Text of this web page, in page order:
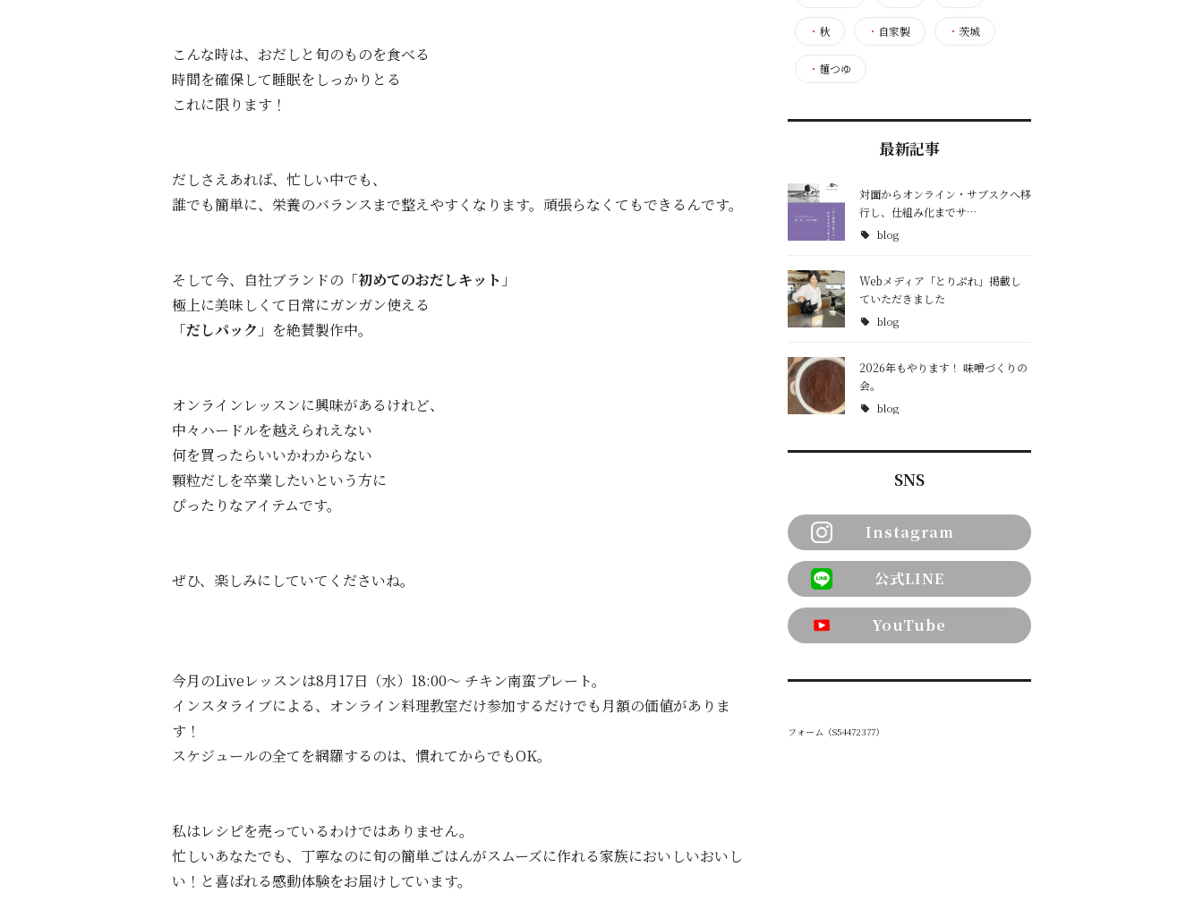
こんな時は、おだしと旬のものを食べる
時間を確保して睡眠をしっかりとる
これに限ります！
だしさえあれば、忙しい中でも、
誰でも簡単に、栄養のバランスまで整えやすくなります。頑張らなくてもできるんです。
そして今、自社ブランドの「初めてのおだしキット 」
極上に美味しくて日常にガンガン使える
「だしパック 」を絶賛製作中。
オンラインレッスンに興味があるけれど、
中々ハードルを越えられえない
何を買ったらいいかわからない
顆粒だしを卒業したいという方に
ぴったりなアイテムです。
ぜひ、楽しみにしていてくださいね。
今月のLiveレッスンは8月17日（水）18:00〜 チキン南蛮プレート。
インスタライブによる、オンライン料理教室だけ参加するだけでも月額の価値がありま
す！
スケジュールの全てを網羅するのは、慣れてからでもOK。
私はレシピを売っているわけではありません。
忙しいあなたでも、丁寧なのに旬の簡単ごはんがスムーズに作れる家族においしいおいし
い！と喜ばれる感動体験をお届けしています。
・ 秋 ・ 自家製 ・ 茨城
・ 麺つゆ
最新記事
対面からオンライン・サブスクへ移
行し、仕組み化までサ…
blog
Webメディア「とりぷれ」掲載し
ていただきました
blog
2026年もやります！ 味噌づくりの
会。
blog
SNS
Instagram
公式LINE
YouTube
フォーム（S54472377）